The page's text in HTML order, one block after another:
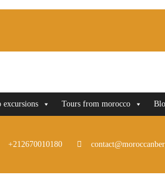
excursions Tours from morocco
+212670010180